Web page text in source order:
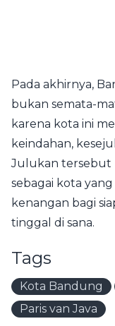
Pada akhirnya,
bukan semata-
karena kota ini
keindahan,
Julukan tersebut
sebagai kota
kenangan bagi
tinggal di sana.
Tags
Kota Bandung
Paris van Java